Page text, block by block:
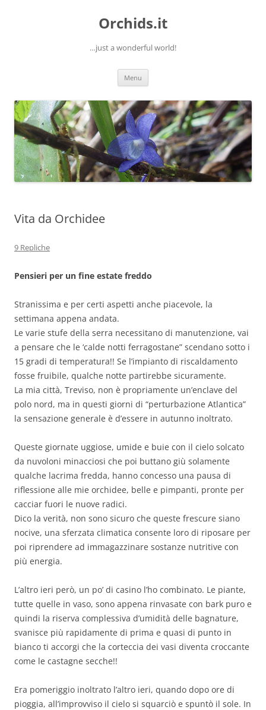
Orchids.it
…just a wonderful world!
Menu
Vita da Orchidee
9 Repliche
Pensieri per un fine estate freddo
Stranissima e per certi aspetti anche piacevole, la
settimana appena andata.
Le varie stufe della serra necessitano di manutenzione, vai
a pensare che le ‘calde notti ferragostane” scendano sotto i
15 gradi di temperatura!! Se l’impianto di riscaldamento
fosse fruibile, qualche notte partirebbe sicuramente.
La mia città, Treviso, non è propriamente un’enclave del
polo nord, ma in questi giorni di “perturbazione Atlantica”
la sensazione generale è d’essere in autunno inoltrato.
Queste giornate uggiose, umide e buie con il cielo solcato
da nuvoloni minacciosi che poi buttano giù solamente
qualche lacrima fredda, hanno concesso una pausa di
riflessione alle mie orchidee, belle e pimpanti, pronte per
cacciar fuori le nuove radici.
Dico la verità, non sono sicuro che queste frescure siano
nocive, una sferzata climatica consente loro di riposare per
poi riprendere ad immagazzinare sostanze nutritive con
più energia.
L’altro ieri però, un po’ di casino l’ho combinato. Le piante,
tutte quelle in vaso, sono appena rinvasate con bark puro e
quindi la riserva complessiva d’umidità delle bagnature,
svanisce più rapidamente di prima e quasi di punto in
bianco ti accorgi che la corteccia dei vasi diventa croccante
come le castagne secche!!
Era pomeriggio inoltrato l’altro ieri, quando dopo ore di
pioggia, all’improvviso il cielo si squarciò e spuntò il sole. In